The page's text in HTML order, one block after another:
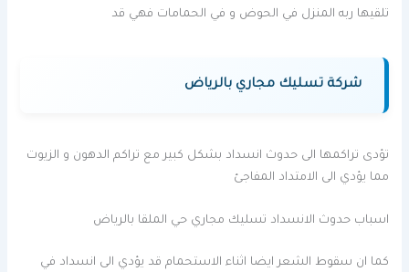
تلقيها ربه المنزل في الحوض و في الحمامات فهي قد
شركة تسليك مجاري بالرياض
تؤدى تراكمها الى حدوث انسداد بشكل كبير مع تراكم الدهون و الزيوت
مما يؤدي الى الامتداد المفاجئ
اسباب حدوث الانسداد تسليك مجاري حي الملقا بالرياض
كما ان سقوط الشعر ايضا اثناء الاستحمام قد يؤدي الى انسداد في